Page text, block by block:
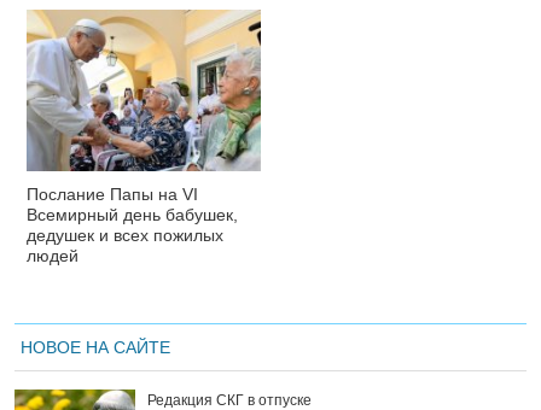
Послание Папы на VI
Всемирный день бабушек,
дедушек и всех пожилых
людей
НОВОЕ НА САЙТЕ
Редакция СКГ в отпуске